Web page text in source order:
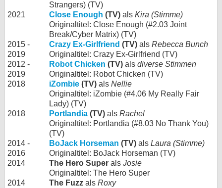
Strangers) (TV)
2021
Close Enough (TV) als Kira (Stimme)
Originaltitel: Close Enough (#2.03 Joint
Break/Cyber Matrix) (TV)
2015 -
2019
Crazy Ex-Girlfriend (TV) als Rebecca Bunch
Originaltitel: Crazy Ex-Girlfriend (TV)
2012 -
2019
Robot Chicken (TV) als diverse Stimmen
Originaltitel: Robot Chicken (TV)
2018
iZombie (TV) als Nellie
Originaltitel: iZombie (#4.06 My Really Fair
Lady) (TV)
2018
Portlandia (TV) als Rachel
Originaltitel: Portlandia (#8.03 No Thank You)
(TV)
2014 -
2016
BoJack Horseman (TV) als Laura (Stimme)
Originaltitel: BoJack Horseman (TV)
2014
The Hero Super als Josie
Originaltitel: The Hero Super
2014
The Fuzz als Roxy